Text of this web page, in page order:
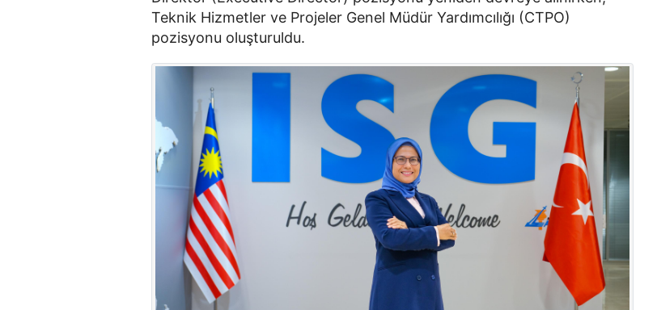
Teknik Hizmetler ve Projeler Genel Müdür Yardımcılığı (CTPO)
pozisyonu oluşturuldu.